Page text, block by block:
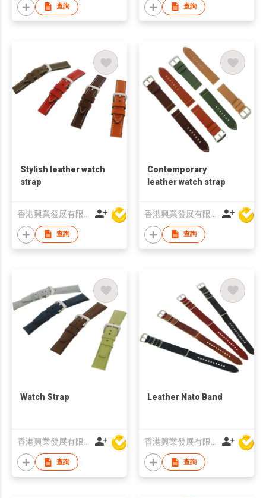
查詢 查詢
Stylish leather watch
strap
查詢
Contemporary
leather watch strap
查詢
Watch Strap
查詢
Leather Nato Band
查詢